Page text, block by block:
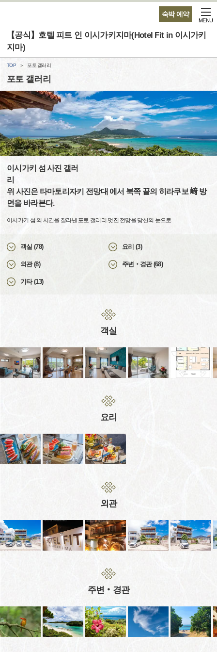
숙박 예약
【공식】호텔 피트 인 이시가키지마(Hotel Fit in 이시가키
지마)
MENU
TOP 포토 갤러리
포토 갤러리
이시가키 섬 사진 갤러
위 사진은 타마토리자키 전망대 에서 북쪽 끝의 히라쿠보 﨑 방
면을 바라본다.
이시가키 섬 의 시간을 잘라낸 포토 갤러리.멋진 전망을 당신의 눈으로.
객실 (78) 요리 (3)
외관 (8) 주변‧경관 (68)
기타 (13)
객실
요리
외관
주변‧경관